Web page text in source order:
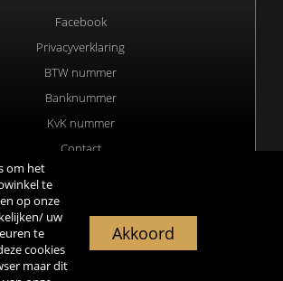
Facebook
Privacyverklaring
BTW nummer
Banknummer
KvK nummer
Contact
rights Reserved. Webdesign & hosting by
Duisters Media
om het
te
op onze
uw
te
cookies
maar dit
Akkoord